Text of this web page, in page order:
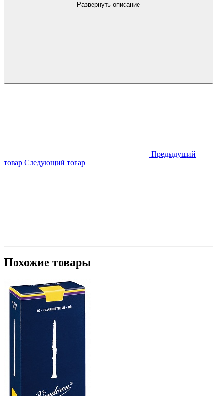
Развернуть описание
Предыдущий
товар Следующий товар
Похожие товары